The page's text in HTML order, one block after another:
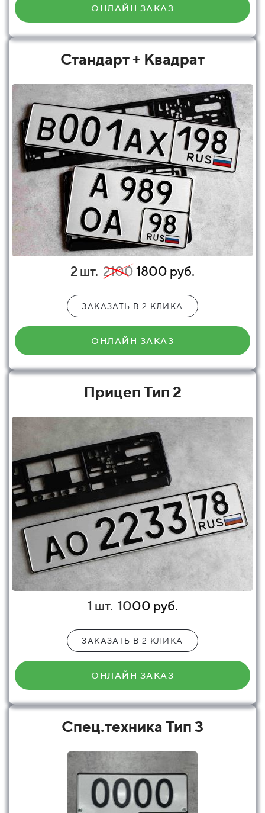
ОНЛАЙН ЗАКАЗ
Стандарт + Квадрат
2 шт. 21001800 руб.
ЗАКАЗАТЬ В 2 КЛИКА
ОНЛАЙН ЗАКАЗ
Прицеп Тип 2
1 шт. 1000 руб.
ЗАКАЗАТЬ В 2 КЛИКА
ОНЛАЙН ЗАКАЗ
Спец.техника Тип 3